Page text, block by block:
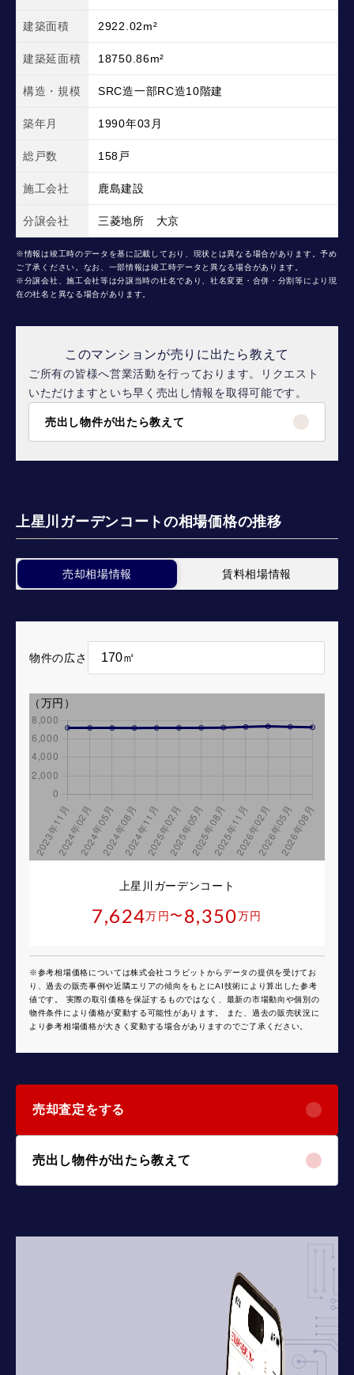
建築面積 2922.02m²
建築延面積 18750.86m²
構造・規模 SRC造一部RC造10階建
築年月 1990年03月
総戸数 158戸
施工会社 鹿島建設
分譲会社 三菱地所 大京
※情報は竣工時のデータを基に記載しており、現状とは異なる場合があります。予め
ご了承ください。なお、一部情報は竣工時データと異なる場合があります。
※分譲会社、施工会社等は分譲当時の社名であり、社名変更・合併・分割等により現
在の社名と異なる場合があります。
このマンションが売りに出たら教えて
ご所有の皆様へ営業活動を行っております。リクエスト
いただけますといち早く売出し情報を取得可能です。
売出し物件が出たら教えて
上星川ガーデンコートの相場価格の推移
売却相場情報 賃料相場情報
物件の広さ
上星川ガーデンコート
7,624万円 〜 8,350万円
※参考相場価格については株式会社コラビットからデータの提供を受けてお
り、過去の販売事例や近隣エリアの傾向をもとにAI技術により算出した参考
値です。 実際の取引価格を保証するものではなく、最新の市場動向や個別の
物件条件により価格が変動する可能性があります。 また、過去の販売状況に
より参考相場価格が大きく変動する場合がありますのでご了承ください。
（万円）
売却査定をする
売出し物件が出たら教えて